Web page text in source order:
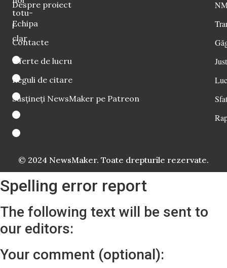
totu-
i
clar
Despre proiect
Echipa
Contacte
Oferte de lucru
Reguli de citare
Susțineți NewsMaker pe Patreon
© 2024 NewsMaker. Toate drepturile rezervate.
Spelling error report
The following text will be sent to
our editors:
Your comment (optional):